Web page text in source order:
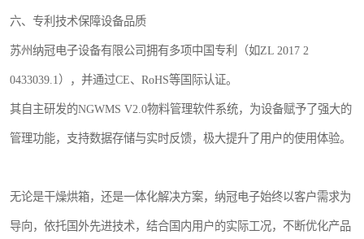
六、专利技术保障设备品质
苏州纳冠电子设备有限公司拥有多项中国专利（如ZL 2017 2
0433039.1），并通过CE、RoHS等国际认证。
其自主研发的NGWMS V2.0物料管理软件系统，为设备赋予了强大的
管理功能，支持数据存储与实时反馈，极大提升了用户的使用体验。
无论是干燥烘箱，还是一体化解决方案，纳冠电子始终以客户需求为
导向，依托国外先进技术，结合国内用户的实际工况，不断优化产品